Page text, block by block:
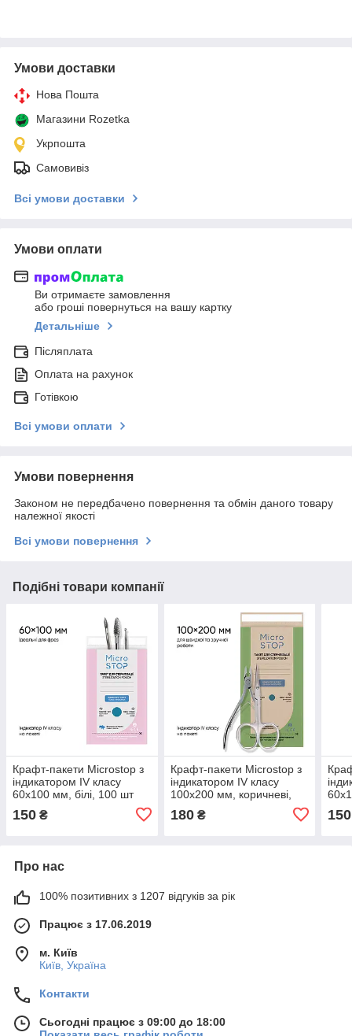
Умови доставки
Нова Пошта
Магазини Rozetka
Укрпошта
Самовивіз
Всі умови доставки
Умови оплати
Ви отримаєте замовлення
або гроші повернуться на вашу картку
Детальніше
Післяплата
Оплата на рахунок
Готівкою
Всі умови оплати
Умови повернення
Законом не передбачено повернення та обмін даного товару
належної якості
Всі умови повернення
Подібні товари компанії
Крафт-пакети Microstop з
індикатором IV класу
60х100 мм, білі, 100 шт
150 ₴
Крафт-пакети Microstop з
індикатором IV класу
100х200 мм, коричневі,
180₴ 150
Про нас
100% позитивних з 1207 відгуків за рік
Працює з 17.06.2019
м. Київ
Київ, Україна
Контакти
Сьогодні працює з 09:00 до 18:00